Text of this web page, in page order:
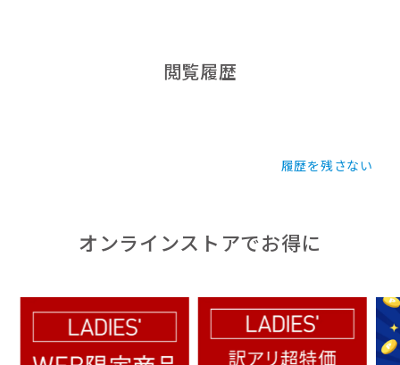
閲覧履歴
履歴を残さない
オンラインストアでお得に